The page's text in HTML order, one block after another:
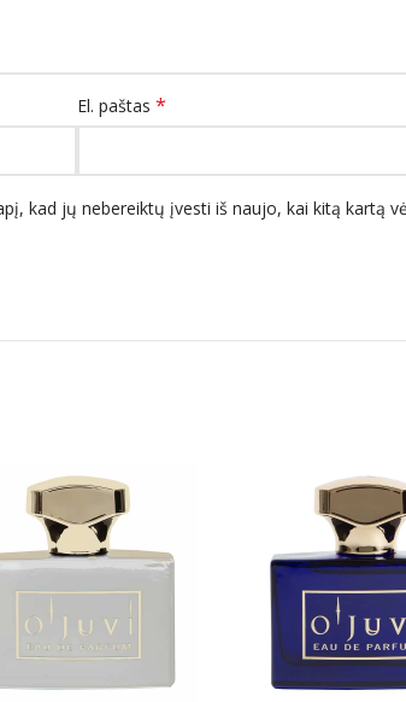
El. paštas *
kad jų nebereiktų įvesti iš naujo, kai kitą kartą